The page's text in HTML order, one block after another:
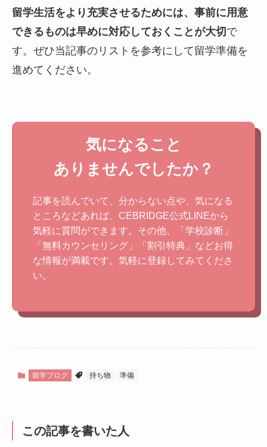
留学生活をより充実させるためには、事前に用意
できるものは早めに対応しておくことが大切で
す。ぜひ当記事のリストを参考にして留学準備を
進めてください。
気になること
ありませんでしたか？
記事を読んでいて、分からない点や、気になる
ところなどあれば、CEBRIDGE公式LINEから
気軽に質問ができます。その他、「学校診断」
「無料カウンセリング」「割引特典」などお得
な情報が満載です。気軽に登録してみてくださ
い。
留学ブログ 持ち物 準備
この記事を書いた人